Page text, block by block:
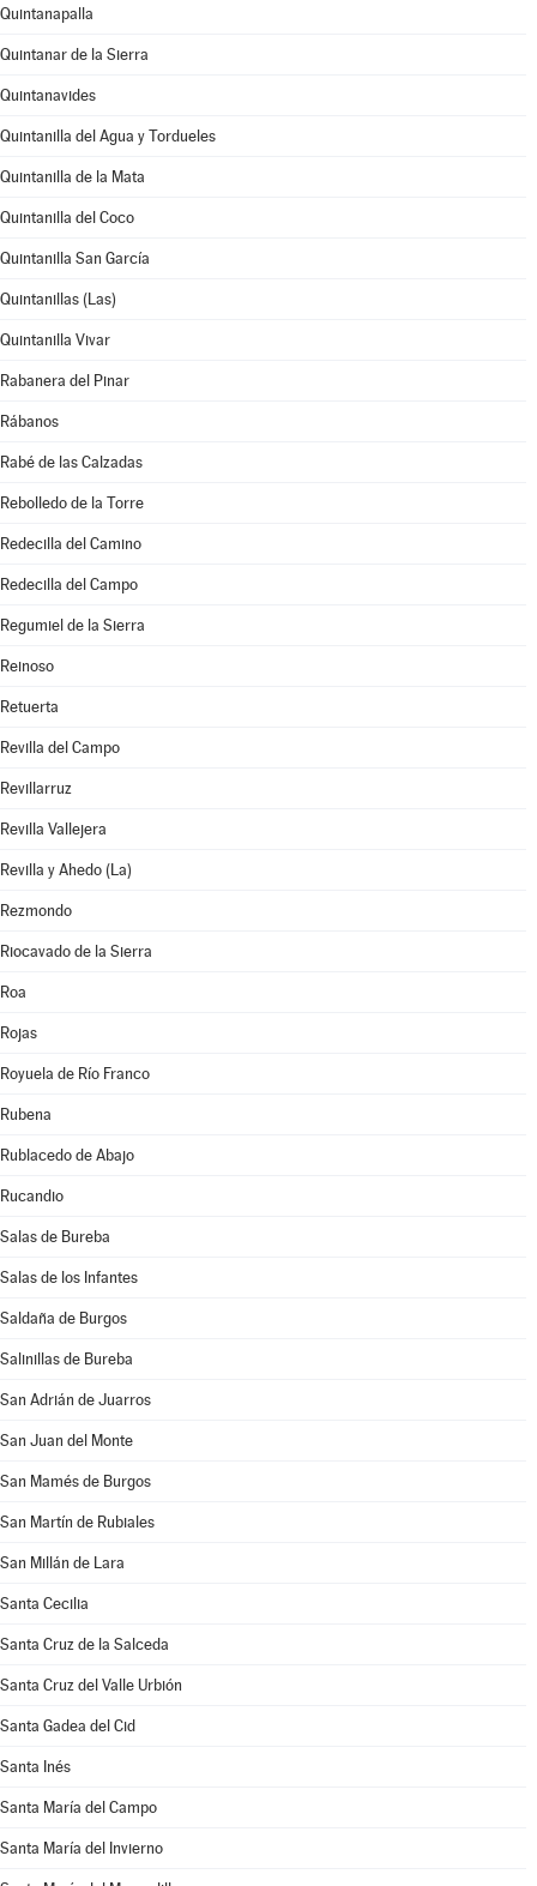
Quintanapalla
Quintanar de la Sierra
Quintanavides
Quintanilla del Agua y Tordueles
Quintanilla de la Mata
Quintanilla del Coco
Quintanilla San García
Quintanillas (Las)
Quintanilla Vivar
Rabanera del Pinar
Rábanos
Rabé de las Calzadas
Rebolledo de la Torre
Redecilla del Camino
Redecilla del Campo
Regumiel de la Sierra
Reinoso
Retuerta
Revilla del Campo
Revillarruz
Revilla Vallejera
Revilla y Ahedo (La)
Rezmondo
Riocavado de la Sierra
Roa
Rojas
Royuela de Río Franco
Rubena
Rublacedo de Abajo
Rucandio
Salas de Bureba
Salas de los Infantes
Saldaña de Burgos
Salinillas de Bureba
San Adrián de Juarros
San Juan del Monte
San Mamés de Burgos
San Martín de Rubiales
San Millán de Lara
Santa Cecilia
Santa Cruz de la Salceda
Santa Cruz del Valle Urbión
Santa Gadea del Cid
Santa Inés
Santa María del Campo
Santa María del Invierno